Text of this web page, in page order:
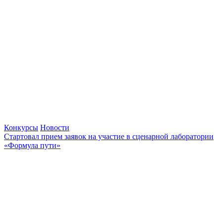
Конкурсы Новости
Стартовал прием заявок на участие в сценарной лаборатории
«Формула пути»